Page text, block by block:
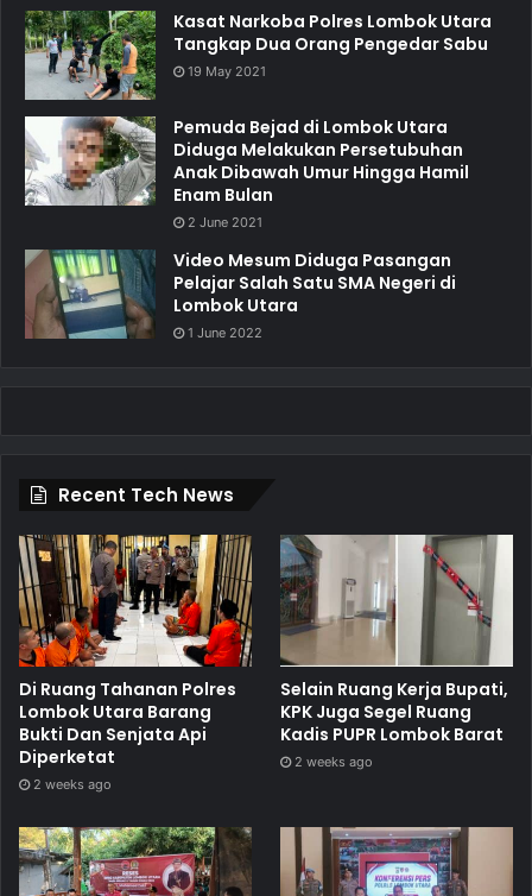
Kasat Narkoba Polres Lombok Utara
Tangkap Dua Orang Pengedar Sabu
19 May 2021
Pemuda Bejad di Lombok Utara
Diduga Melakukan Persetubuhan
Anak Dibawah Umur Hingga Hamil
Enam Bulan
2 June 2021
Video Mesum Diduga Pasangan
Pelajar Salah Satu SMA Negeri di
Lombok Utara
1 June 2022
Recent Tech News
Di Ruang Tahanan Polres
Lombok Utara Barang
Bukti Dan Senjata Api
Diperketat
2 weeks ago
Selain Ruang Kerja Bupati,
KPK Juga Segel Ruang
Kadis PUPR Lombok Barat
2 weeks ago